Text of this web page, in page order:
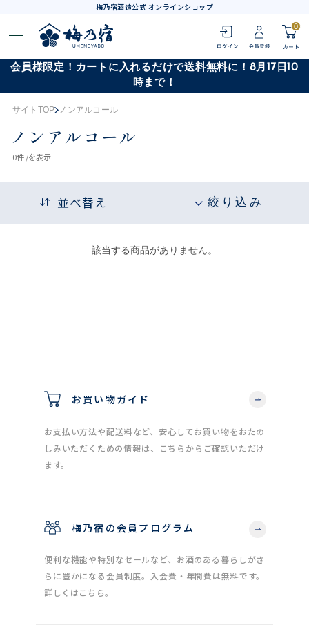
梅乃宿酒造公式 オンラインショップ
0
会員様限定！カートに入れるだけで送料無料に！8月17日10
時まで！
サイトTOP ノンアルコール
ノンアルコール
0件 /を表示
並べ替え 絞り込み
該当する商品がありません。
お買い物ガイド
お支払い方法や配送料など、安心してお買い物をおたの
しみいただくための情報は、こちらからご確認いただけ
ます。
梅乃宿の会員プログラム
便利な機能や特別なセールなど、お酒のある暮らしがさ
らに豊かになる会員制度。入会費・年間費は無料です。
詳しくはこちら。